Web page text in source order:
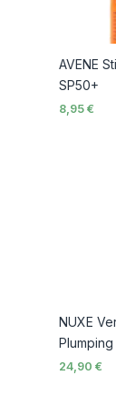
AVENE
SP50+
8,95 €
NUXE
24,90 €